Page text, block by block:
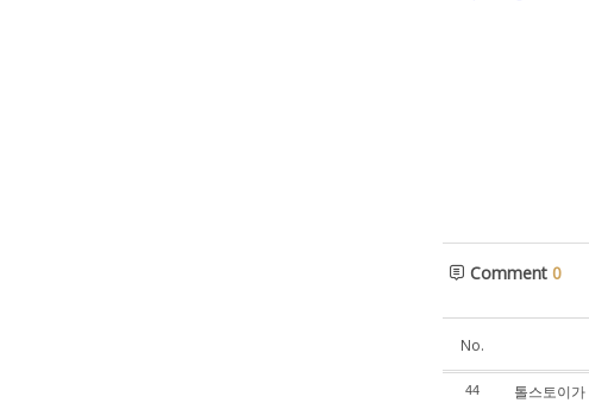
Comment 0
No.
44 톨스토이